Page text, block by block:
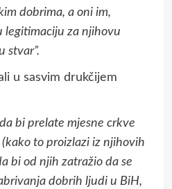
dobrima, a oni im,
legitimaciju za njihovu
stvar”.
u sasvim drukčijem
bi prelate mjesne crkve
to proizlazi iz njihovih
bi od njih zatražio da se
dobrih ljudi u BiH,